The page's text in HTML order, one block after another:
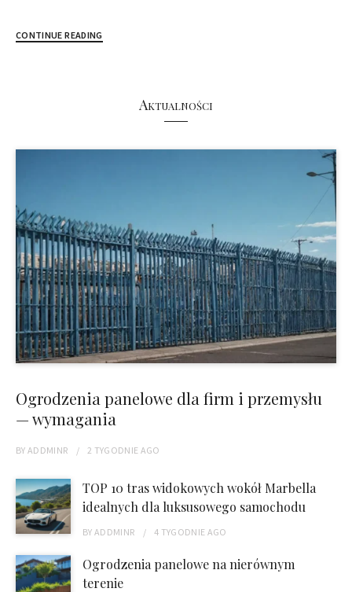
CONTINUE READING
Aktualności
Ogrodzenia panelowe dla firm i przemysłu
— wymagania
BYADDMINR 2 TYGODNIE AGO
TOP 10 tras widokowych wokół Marbella
idealnych dla luksusowego samochodu
BYADDMINR 4 TYGODNIE AGO
Ogrodzenia panelowe na nierównym
terenie